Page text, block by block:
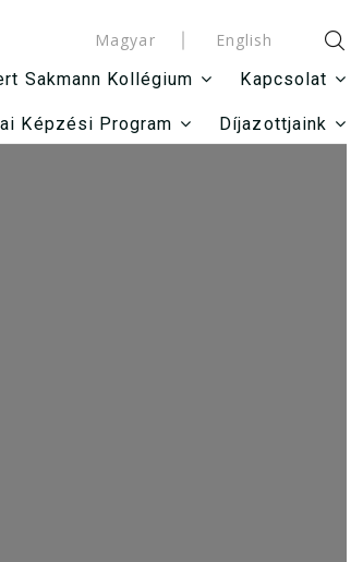
Magyar
English
Sakmann Kollégium Kapcsolat
Képzési Program Díjazottjaink